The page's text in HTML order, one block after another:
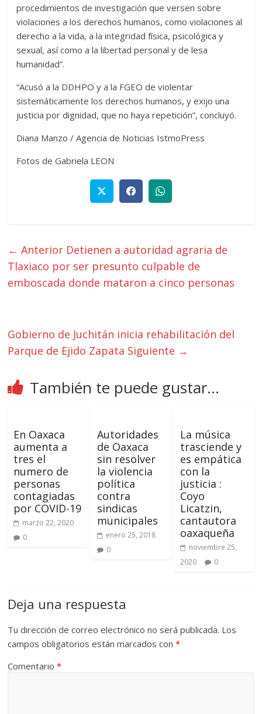
procedimientos de investigación que versen sobre
violaciones a los derechos humanos, como violaciones al
derecho a la vida, a la integridad física, psicológica y
sexual, así como a la libertad personal y de lesa
humanidad”.
“Acusó a la DDHPO y a la FGEO de violentar
sistemáticamente los derechos humanos, y exijo una
justicia por dignidad, que no haya repetición”, concluyó.
Diana Manzo / Agencia de Noticias IstmoPress
Fotos de Gabriela LEON
← Anterior Detienen a autoridad agraria de
Tlaxiaco por ser presunto culpable de
emboscada donde mataron a cinco personas
Gobierno de Juchitán inicia rehabilitación del
Parque de Ejido Zapata Siguiente →
También te puede gustar...
En Oaxaca
aumenta a
tres el
numero de
personas
contagiadas
por COVID-19
marzo 22, 2020
0
Autoridades
de Oaxaca
sin resolver
la violencia
política
contra
sindicas
municipales
enero 25, 2018
0
La música
trasciende y
es empática
con la
justicia :
Coyo
Licatzin,
cantautora
oaxaqueña
noviembre 25,
2020
0
Deja una respuesta
Tu dirección de correo electrónico no será publicada. Los
campos obligatorios están marcados con*
Comentario*